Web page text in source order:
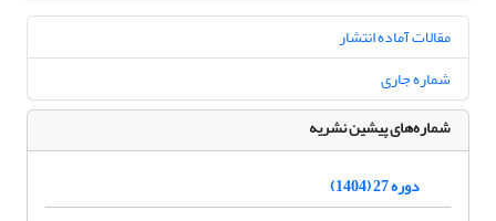
مقالات آماده انتشار
شماره جاری
شماره‌های پیشین نشریه
دوره 27 (1404)